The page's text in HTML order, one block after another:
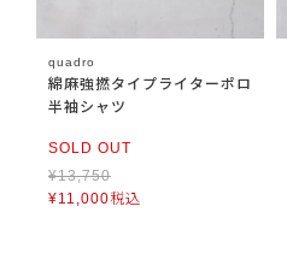
quadro
綿麻強撚タイプライターポロ
半袖シャツ
SOLD OUT
¥13,750
¥11,000税込